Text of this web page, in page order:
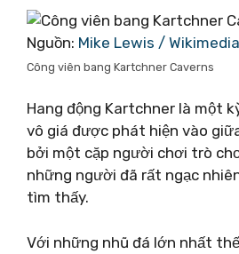
Nguồn: Mike Lewis / Wikimedia
Công viên bang Kartchner Caverns
Hang động Kartchner là một
vô giá được phát hiện vào
bởi một cặp người chơi trò
những người đã rất ngạc
tìm thấy.
Với những nhũ đá lớn nhất